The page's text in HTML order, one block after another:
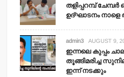
തളിപ്പറമ്പ്
ഉദ്ഘാടനം നാളെ
admin3 AUGUST 9,
ഇന്നലെ കുപ്പം
തൂങ്ങിമരിച്ച
ഇന്ന് നടക്കും